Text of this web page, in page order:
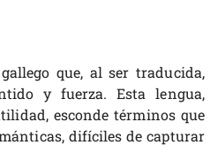
que, al ser traducida,
y fuerza. Esta lengua,
esconde términos que
difíciles de capturar